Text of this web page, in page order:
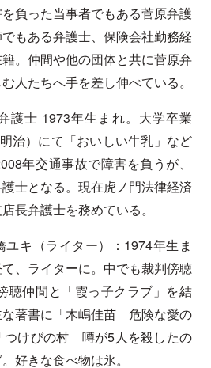
負った当事者でもある菅原弁護
もある弁護士、保険会社勤務経
。仲間や他の団体と共に菅原弁
人たちへ手を差し伸べている。
護士 1973年生まれ。大学卒業
治）にて「おいしい牛乳」など
年交通事故で障害を負うが、
士となる。現在虎ノ門法律経済
長弁護士を務めている。
ユキ（ライター）：1974年生ま
、ライターに。中でも裁判傍聴
聴仲間と「霞っ子クラブ」を結
な著書に「木嶋佳苗 危険な愛の
つけびの村 噂が5人を殺したの
好きな食べ物は氷。